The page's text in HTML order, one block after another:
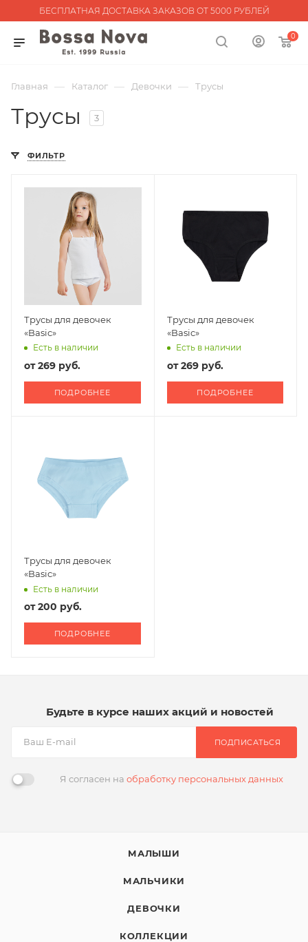
БЕСПЛАТНАЯ ДОСТАВКА ЗАКАЗОВ ОТ 5000 РУБЛЕЙ
0
Главная — Каталог — Девочки — Трусы
Трусы 3
ФИЛЬТР
Трусы для девочек
«Basic»
Есть в наличии
от269 руб.
ПОДРОБНЕЕ
Трусы для девочек
«Basic»
Есть в наличии
от269 руб.
ПОДРОБНЕЕ
Трусы для девочек
«Basic»
Есть в наличии
от200 руб.
ПОДРОБНЕЕ
Будьте в курсе наших акций и новостей
Я согласен на обработку персональных данных
ПОДПИСАТЬСЯ
МАЛЫШИ
МАЛЬЧИКИ
ДЕВОЧКИ
КОЛЛЕКЦИИ